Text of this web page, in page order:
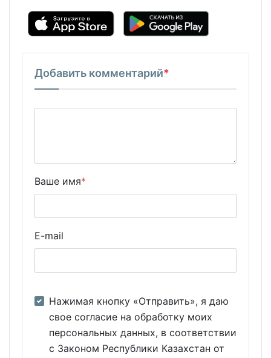
Добавить комментарий*
Ваше имя*
E-mail
Нажимая кнопку «Отправить», я даю
свое согласие на обработку моих
персональных данных, в соответствии
с Законом Республики Казахстан от